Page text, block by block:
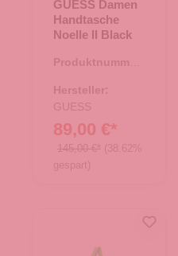
GUESS Damen
Handtasche
Noelle II Black
Produktnummer:
Hersteller:
GUESS
89,00 €*
145,00 €* (38.62%
gespart)